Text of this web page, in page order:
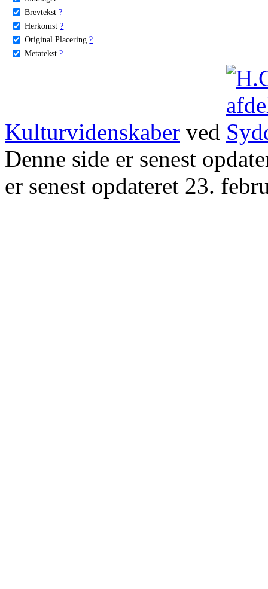
Brevtekst ?
Herkomst ?
Original Placering ?
Metatekst ?
Kulturvidenskaber ved
Denne side er senest
er senest opdateret 23.